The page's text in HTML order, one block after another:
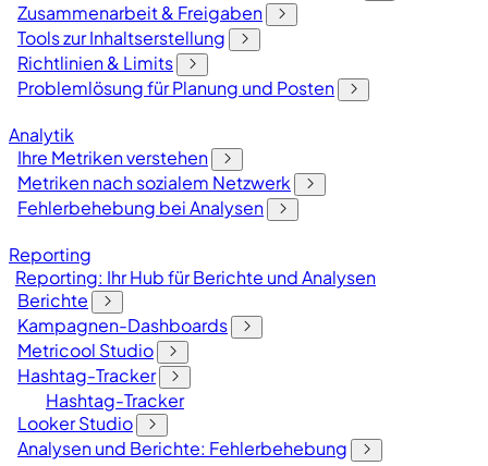
Zusammenarbeit & Freigaben
Tools zur Inhaltserstellung
Richtlinien & Limits
Problemlösung für Planung und Posten
Analytik
Ihre Metriken verstehen
Metriken nach sozialem Netzwerk
Fehlerbehebung bei Analysen
Reporting
Reporting: Ihr Hub für Berichte und Analysen
Berichte
Kampagnen-Dashboards
Metricool Studio
Hashtag-Tracker
Hashtag-Tracker
Looker Studio
Analysen und Berichte: Fehlerbehebung